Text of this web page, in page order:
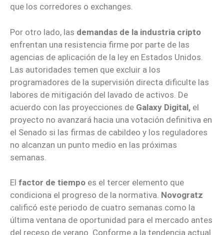
que los corredores o exchanges.
Por otro lado, las demandas de la industria cripto
enfrentan una resistencia firme por parte de las
agencias de aplicación de la ley en Estados Unidos.
Las autoridades temen que excluir a los
programadores de la supervisión directa dificulte las
labores de mitigación del lavado de activos. De
acuerdo con las proyecciones de Galaxy Digital, el
proyecto no avanzará hacia una votación definitiva en
el Senado si las firmas de cabildeo y los reguladores
no alcanzan un punto medio en las próximas
semanas.
El factor de tiempo es el tercer elemento que
condiciona el progreso de la normativa. Novogratz
calificó este periodo de cuatro semanas como la
última ventana de oportunidad para el mercado antes
del receso de verano. Conforme a la tendencia actual